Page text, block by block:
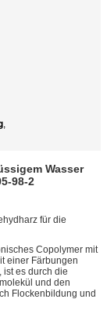
,
Wasser
98-2
für die
Copolymer mit
einer Färbungen
ist es durch die
und den
Flockenbildung und